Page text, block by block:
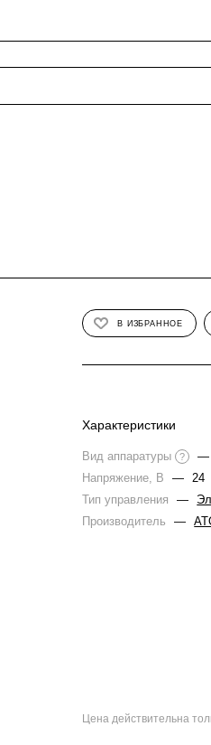
В ИЗБРАННОЕ
Характеристики
Вид аппаратуры ? —
Напряжение, В
—
24
Тип управления
—
Производитель
—
Цена действительна